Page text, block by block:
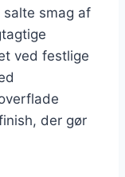
smag af
ved festlige
der gør